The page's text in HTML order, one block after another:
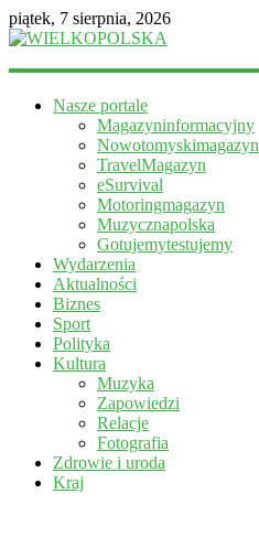
piątek, 7 sierpnia, 2026
WIELKOPOLSKA
informacyjny
Nasze portale
Magazyninformacyjny
Nowotomyskimagazyn
TravelMagazyn
eSurvival
Motoringmagazyn
Muzycznapolska
Gotujemytestujemy
Wydarzenia
Aktualności
Biznes
Sport
Polityka
Kultura
Muzyka
Zapowiedzi
Relacje
Fotografia
Zdrowie i uroda
Kraj